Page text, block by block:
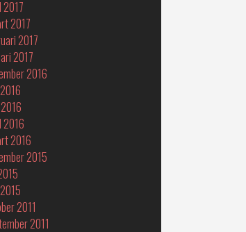
2017
2017
2017
2017
2016
2016
2016
2015
2011
2011